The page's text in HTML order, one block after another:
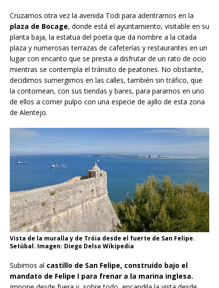
Cruzamos otra vez la avenida Todi para adentrarnos en la
plaza de Bocage, donde está el ayuntamiento, visitable en su
planta baja, la estatua del poeta que da nombre a la citada
plaza y numerosas terrazas de cafeterías y restaurantes en un
lugar con encanto que se presta a disfrutar de un rato de ocio
mientras se contempla el tránsito de peatones. No obstante,
decidimos sumergirnos en las calles, también sin tráfico, que
la contornean, con sus tiendas y bares, para pararnos en uno
de ellos a comer pulpo con una especie de ajillo de esta zona
de Alentejo.
Vista de la muralla y de Tróia desde el fuerte de San Felipe.
Setúbal. Imagen: Diego Delso Wikipedia
Subimos al castillo de San Felipe, construido bajo el
mandato de Felipe I para frenar a la marina inglesa.